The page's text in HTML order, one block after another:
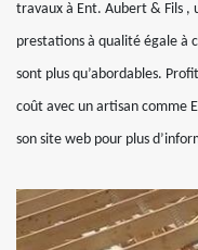
travaux à Ent. Aubert & Fils ,
prestations à qualité égale à
sont plus qu’abordables.
coût avec un artisan comme
son site web pour plus